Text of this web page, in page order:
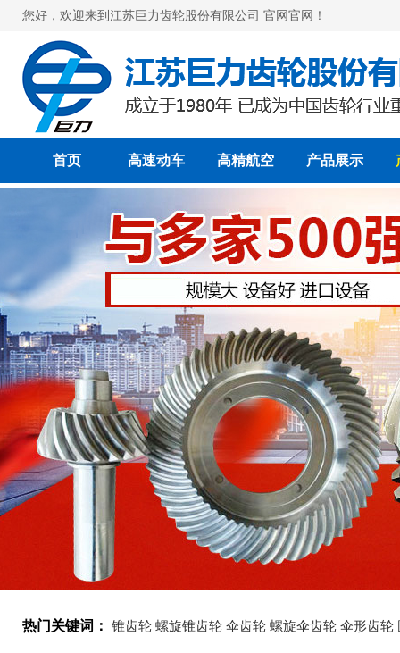
您好，欢迎来到江苏巨力齿轮股份有限公司 官网官网！
首页 高速动车 高精航空 产品展示
热门关键词： 锥齿轮 螺旋锥齿轮 伞齿轮 螺旋伞齿轮 伞形齿轮